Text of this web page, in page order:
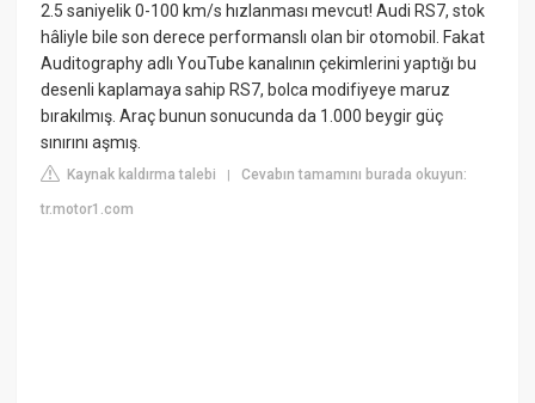
2.5 saniyelik 0-100 km/s hızlanması mevcut! Audi RS7, stok
hâliyle bile son derece performanslı olan bir otomobil. Fakat
Auditography adlı YouTube kanalının çekimlerini yaptığı bu
desenli kaplamaya sahip RS7, bolca modifiyeye maruz
bırakılmış. Araç bunun sonucunda da 1.000 beygir güç
sınırını aşmış.
Kaynak kaldırma talebi |Cevabın tamamını burada okuyun:
tr.motor1.com